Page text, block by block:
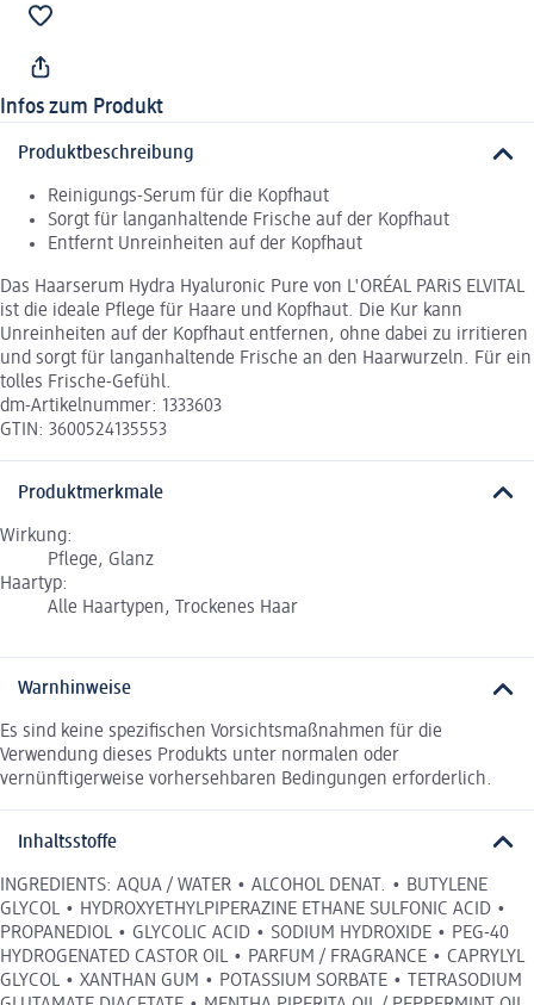
Infos zum Produkt
Produktbeschreibung
Reinigungs-Serum für die Kopfhaut
Sorgt für langanhaltende Frische auf der Kopfhaut
Entfernt Unreinheiten auf der Kopfhaut
Das Haarserum Hydra Hyaluronic Pure von L'ORÉAL PARiS ELVITAL
ist die ideale Pflege für Haare und Kopfhaut. Die Kur kann
Unreinheiten auf der Kopfhaut entfernen, ohne dabei zu irritieren
und sorgt für langanhaltende Frische an den Haarwurzeln. Für ein
tolles Frische-Gefühl.
dm-Artikelnummer: 1333603
GTIN: 3600524135553
Produktmerkmale
Wirkung:
Pflege, Glanz
Haartyp:
Alle Haartypen, Trockenes Haar
Warnhinweise
Es sind keine spezifischen Vorsichtsmaßnahmen für die
Verwendung dieses Produkts unter normalen oder
vernünftigerweise vorhersehbaren Bedingungen erforderlich.
Inhaltsstoffe
INGREDIENTS: AQUA / WATER • ALCOHOL DENAT. • BUTYLENE
GLYCOL • HYDROXYETHYLPIPERAZINE ETHANE SULFONIC ACID •
PROPANEDIOL • GLYCOLIC ACID • SODIUM HYDROXIDE • PEG-40
HYDROGENATED CASTOR OIL • PARFUM / FRAGRANCE • CAPRYLYL
GLYCOL • XANTHAN GUM • POTASSIUM SORBATE • TETRASODIUM